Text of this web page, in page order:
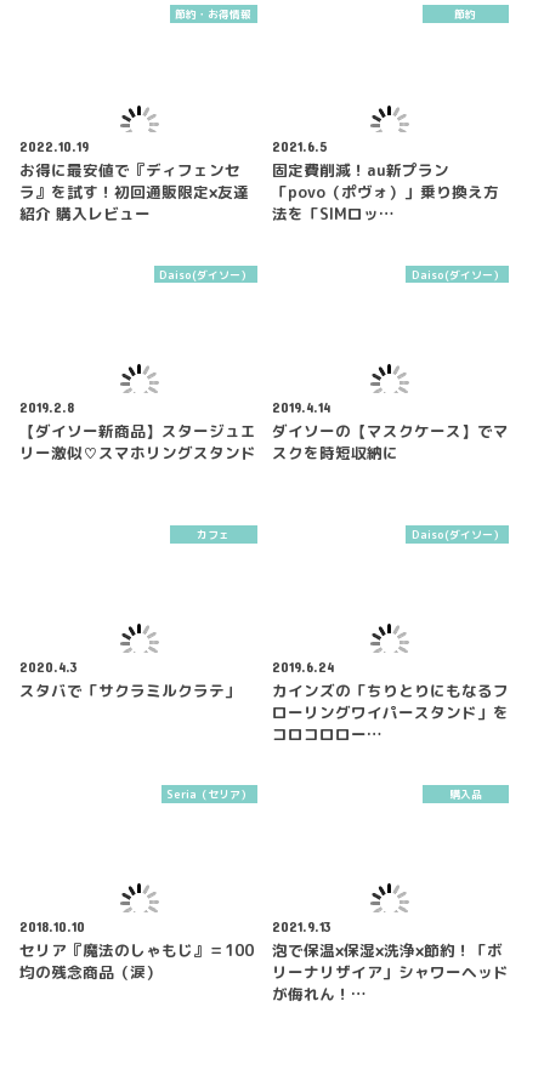
節約・お得情報
2022.10.19
お得に最安値で『ディフェンセ
ラ』を試す！初回通販限定×友達
紹介 購入レビュー
節約
2021.6.5
固定費削減！au新プラン
「povo（ポヴォ）」乗り換え方
法を「SIMロッ…
Daiso(ダイソー）
2019.2.8
【ダイソー新商品】スタージュエ
リー激似♡スマホリングスタンド
Daiso(ダイソー）
2019.4.14
ダイソーの【マスクケース】でマ
スクを時短収納に
カフェ
2020.4.3
スタバで「サクラミルクラテ」
Daiso(ダイソー）
2019.6.24
カインズの「ちりとりにもなるフ
ローリングワイパースタンド」を
コロコロロー…
Seria（セリア）
2018.10.10
セリア『魔法のしゃもじ』＝100
均の残念商品（涙）
購入品
2021.9.13
泡で保温×保湿×洗浄×節約！「ボ
リーナリザイア」シャワーヘッド
が侮れん！…